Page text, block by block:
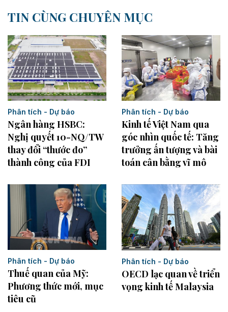
TIN CÙNG CHUYÊN MỤC
Phân tích - Dự báo
Ngân hàng HSBC:
Nghị quyết 10-NQ/TW
thay đổi “thước đo”
thành công của FDI
Phân tích - Dự báo
Kinh tế Việt Nam qua
góc nhìn quốc tế: Tăng
trưởng ấn tượng và bài
toán cân bằng vĩ mô
Phân tích - Dự báo
Thuế quan của Mỹ:
Phương thức mới, mục
tiêu cũ
Phân tích - Dự báo
OECD lạc quan về triển
vọng kinh tế Malaysia